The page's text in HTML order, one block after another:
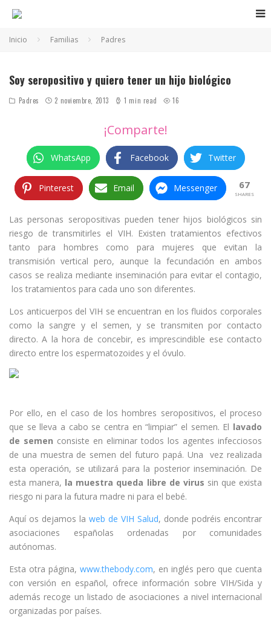
Inicio Familias Padres
Soy seropositivo y quiero tener un hijo biológico
Padres 2 noviembre, 2013 1 min read 16
¡Comparte!
WhatsApp Facebook Twitter
Pinterest Email Messenger 67
SHARES
Las personas seropositivas pueden tener hijos biológicos sin
riesgo de transmitirles el VIH. Existen tratamientos efectivos
tanto para hombres como para mujeres que evitan la
transmisión vertical pero, aunque la fecundación en ambos
casos se realiza mediante inseminación para evitar el contagio,
los tratamientos para cada uno son diferentes.
Los anticuerpos del VIH se encuentran en los fluidos corporales
como la sangre y el semen, y se transmiten por contacto
directo. A la hora de concebir, es imprescindible ese contacto
directo entre los espermatozoides y el óvulo.
Por ello, en el caso de los hombres seropositivos, el proceso
que se lleva a cabo se centra en “limpiar” el semen. El lavado
de semen consiste en eliminar todos los agentes infecciosos
de una muestra de semen del futuro papá. Una vez realizada
esta operación, se utilizará para la posterior inseminación. De
esta manera, la muestra queda libre de virus sin que exista
riesgo ni para la futura madre ni para el bebé.
Aquí os dejamos la web de VIH Salud, donde podréis encontrar
asociaciones españolas ordenadas por comunidades
autónomas.
Esta otra página, www.thebody.com, en inglés pero que cuenta
con versión en español, ofrece información sobre VIH/Sida y
además recoge un listado de asociaciones a nivel internacional
organizadas por países.